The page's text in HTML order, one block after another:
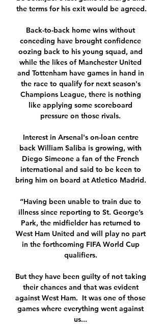
the terms for his exit would be agreed.
Back-to-back home wins without
conceding have brought confidence
oozing back to his young squad, and
while the likes of Manchester United
and Tottenham have games in hand in
the race to qualify for next season's
Champions League, there is nothing
like applying some scoreboard
pressure on those rivals.
Interest in Arsenal's on-loan centre
back William Saliba is growing, with
Diego Simeone a fan of the French
international and said to be keen to
bring him on board at Atletico Madrid.
“Having been unable to train due to
illness since reporting to St. George’s
Park, the midfielder has returned to
West Ham United and will play no part
in the forthcoming FIFA World Cup
qualifiers.
But they have been guilty of not taking
their chances and that was evident
against West Ham.  It was one of those
games where everything went against
us...